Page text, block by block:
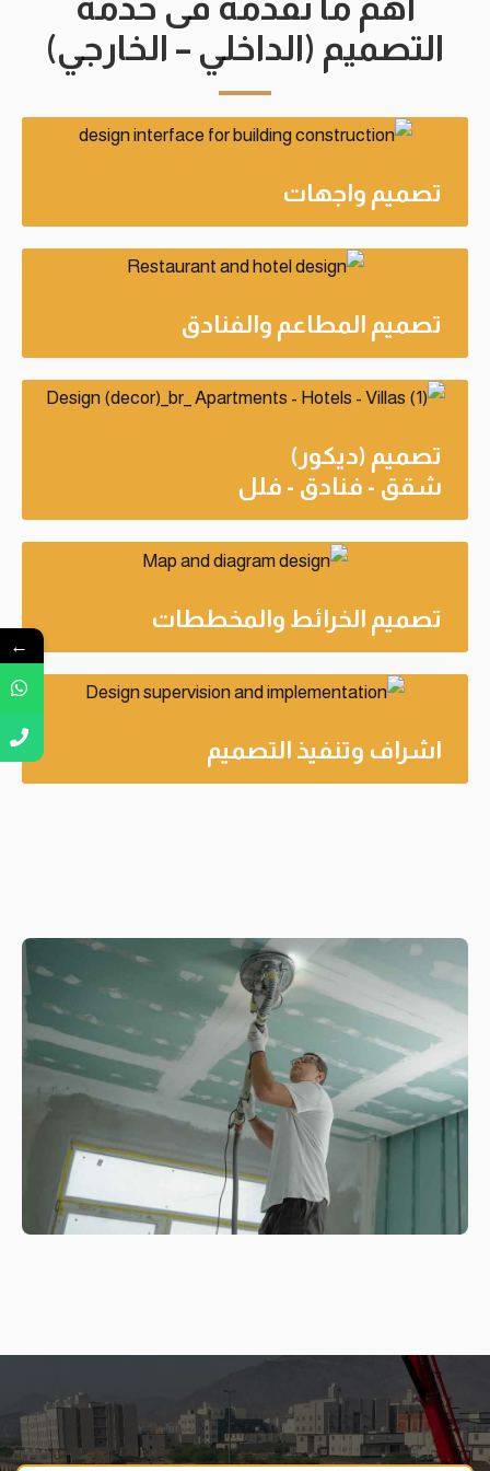
التصميم (الداخلي – الخارجي)
تصميم واجهات
تصميم المطاعم والفنادق
تصميم (ديكور)
شقق - فنادق - فلل
تصميم الخرائط والمخططات
اشراف وتنفيذ التصميم
←